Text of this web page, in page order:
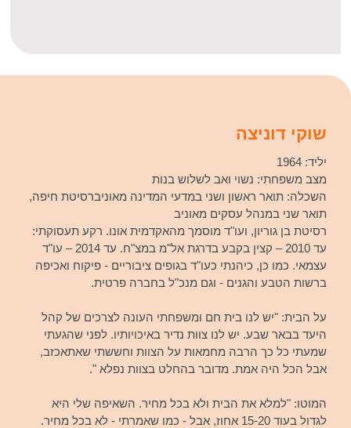
שוקי דוניצה
יליד: 1964
מצב משפחתי: נשוי ואב לשלוש בנות
השכלה: תואר ראשון ושני במדעי המדינה מאוניברסיטת חיפה,
תואר שני במנהל עסקים מאוניב
רסיטת בן גוריון, ועו"ד מוסמך מהאקדמית אונו. רקע תעסוקתי:
עד 2010 – קצין בקבע בדרגת אל"מ במצ"ח. עד 2014 – עו"ד
עצמאי. כמו כן, כיהנתי כעו"ד בגופים ציבוריים - פיקוח ואכיפה
ברשות הטבע והגנים - וגם מנכ"ל בחברה פרטית.
על הבית: "יש לנו בית חם ומשפחתי העונה לצרכים של קהל
היעד בבאר שבע. יש לנו צוות נדיר באיכויותיו. לפני שהגעתי
שמעתי כל כך הרבה מחמאות על הצוות וחששתי שאתאכזב,
אבל הכל היה אמת. מדובר בהחלט בצוות נפלא ".
המוטו: "למלא את הבית ולא בכל מחיר. השאיפה שלי היא
לגדול בעוד 15-20 אחוז, אבל - כמו שאמרתי - לא בכל מחיר.